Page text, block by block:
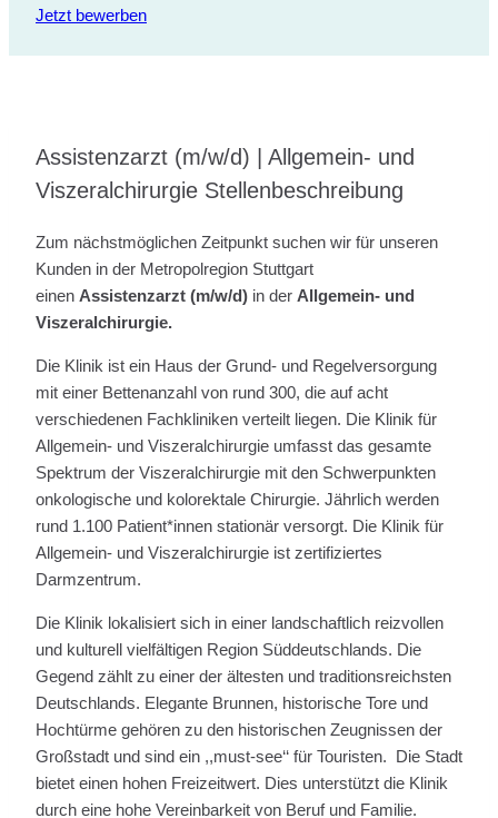
Jetzt bewerben
Assistenzarzt (m/w/d) | Allgemein- und
Viszeralchirurgie Stellenbeschreibung
Zum nächstmöglichen Zeitpunkt suchen wir für unseren
Kunden in der Metropolregion Stuttgart
einen Assistenzarzt (m/w/d) in der Allgemein- und
Viszeralchirurgie.
Die Klinik ist ein Haus der Grund- und Regelversorgung
mit einer Bettenanzahl von rund 300, die auf acht
verschiedenen Fachkliniken verteilt liegen. Die Klinik für
Allgemein- und Viszeralchirurgie umfasst das gesamte
Spektrum der Viszeralchirurgie mit den Schwerpunkten
onkologische und kolorektale Chirurgie. Jährlich werden
rund 1.100 Patient*innen stationär versorgt. Die Klinik für
Allgemein- und Viszeralchirurgie ist zertifiziertes
Darmzentrum.
Die Klinik lokalisiert sich in einer landschaftlich reizvollen
und kulturell vielfältigen Region Süddeutschlands. Die
Gegend zählt zu einer der ältesten und traditionsreichsten
Deutschlands. Elegante Brunnen, historische Tore und
Hochtürme gehören zu den historischen Zeugnissen der
Großstadt und sind ein ,,must-see‘‘ für Touristen. Die Stadt
bietet einen hohen Freizeitwert. Dies unterstützt die Klinik
durch eine hohe Vereinbarkeit von Beruf und Familie.